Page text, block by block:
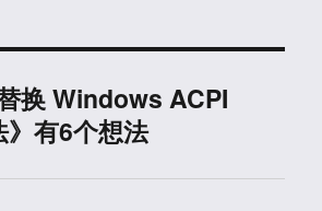
换 Windows ACPI
有6个想法